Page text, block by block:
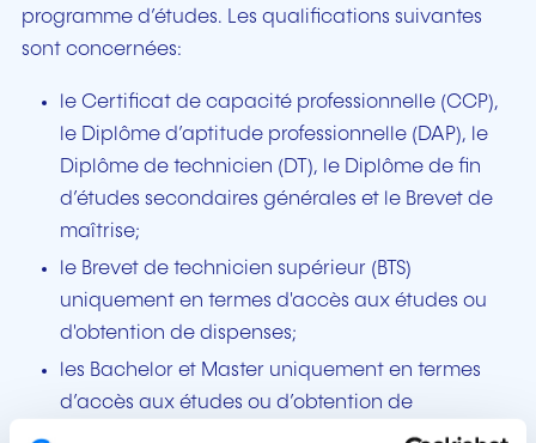
programme d’études. Les qualifications suivantes
sont concernées:
le Certificat de capacité professionnelle (CCP),
le Diplôme d’aptitude professionnelle (DAP), le
Diplôme de technicien (DT), le Diplôme de fin
d’études secondaires générales et le Brevet de
maîtrise;
le Brevet de technicien supérieur (BTS)
uniquement en termes d'accès aux études ou
d'obtention de dispenses;
les Bachelor et Master uniquement en termes
d’accès aux études ou d’obtention de